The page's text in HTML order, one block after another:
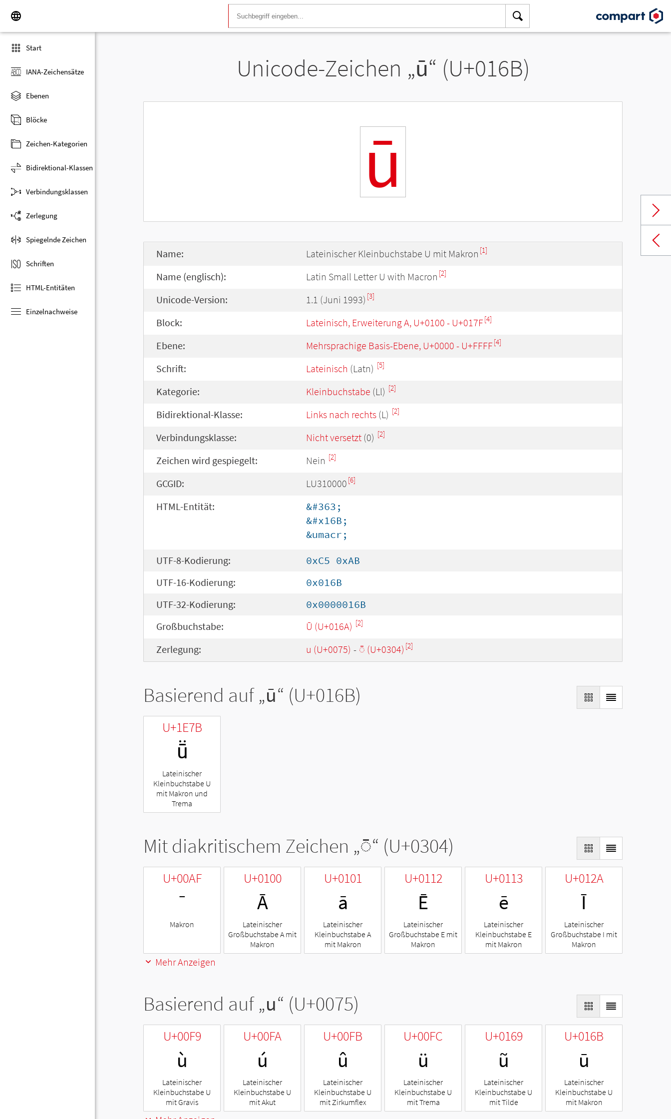
Start
IANA-Zeichensätze
Ebenen
Blöcke
Zeichen-Kategorien
Bidirektional-Klassen
Verbindungsklassen
Zerlegung
Spiegelnde Zeichen
Schriften
HTML-Entitäten
Einzelnachweise
Unicode-Zeichen „ū“ (U+016B)
ū
Name: Lateinischer Kleinbuchstabe U mit Makron [1]
Name (englisch): Latin Small Letter U with Macron [2]
Unicode-Version: 1.1 (Juni 1993) [3]
Block: Lateinisch, Erweiterung A, U+0100 - U+017F[4]
Ebene: Mehrsprachige Basis-Ebene, U+0000 - U+FFFF[4]
Schrift: Lateinisch (Latn) [5]
Kategorie: Kleinbuchstabe (Ll) [2]
Bidirektional-Klasse: Links nach rechts (L) [2]
Verbindungsklasse: Nicht versetzt (0) [2]
Zeichen wird gespiegelt: Nein [2]
GCGID: LU310000 [6]
HTML-Entität:
&#363;
&#x16B;
&umacr;
UTF-8-Kodierung:
0xC5 0xAB
UTF-16-Kodierung:
0x016B
UTF-32-Kodierung:
0x0000016B
Großbuchstabe:
Ū (U+016A) [2]
Zerlegung: u (U+0075) - ◌̄ (U+0304) [2]
Basierend auf „ū“ (U+016B)
U+1E7B
ṻ
Lateinischer
Kleinbuchstabe U
mit Makron und
Trema
Mit diakritischem Zeichen „◌̄“ (U+0304)
U+00AF
¯
Makron
U+0100
Ā
Lateinischer
Großbuchstabe A mit
Makron
U+0101
ā
Lateinischer
Kleinbuchstabe A
mit Makron
U+0112
Ē
Lateinischer
Großbuchstabe E mit
Makron
U+0113
ē
Lateinischer
Kleinbuchstabe E
mit Makron
U+012A
Ī
Lateinischer
Großbuchstabe I mit
Makron
Mehr Anzeigen
Basierend auf „u“ (U+0075)
U+00F9
ù
Lateinischer
Kleinbuchstabe U
mit Gravis
U+00FA
ú
Lateinischer
Kleinbuchstabe U
mit Akut
U+00FB
û
Lateinischer
Kleinbuchstabe U
mit Zirkumflex
U+00FC
ü
Lateinischer
Kleinbuchstabe U
mit Trema
U+0169
ũ
Lateinischer
Kleinbuchstabe U
mit Tilde
U+016B
ū
Lateinischer
Kleinbuchstabe U
mit Makron